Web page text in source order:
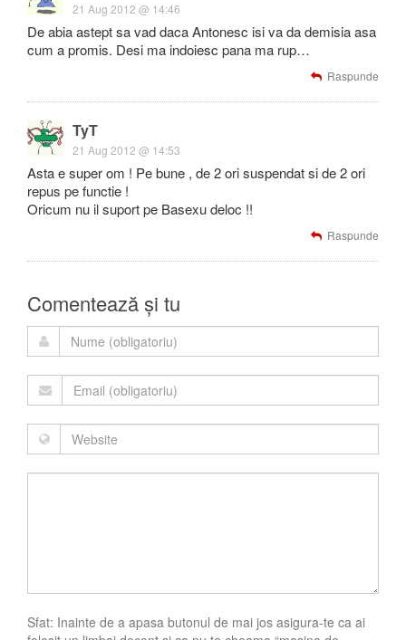
21 Aug 2012 @ 14:46
De abia astept sa vad daca Antonesc isi va da demisia asa
cum a promis. Desi ma indoiesc pana ma rup…
Raspunde
TyT
21 Aug 2012 @ 14:53
Asta e super om ! Pe bune , de 2 ori suspendat si de 2 ori
repus pe functie !
Oricum nu il suport pe Basexu deloc !!
Raspunde
Comentează și tu
Sfat: Inainte de a apasa butonul de mai jos asigura-te ca ai